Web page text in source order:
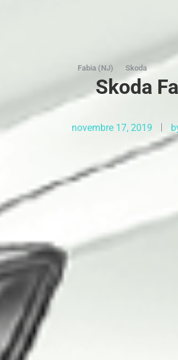
Fabia (NJ) Skoda
Skoda
novembre 17, 2019